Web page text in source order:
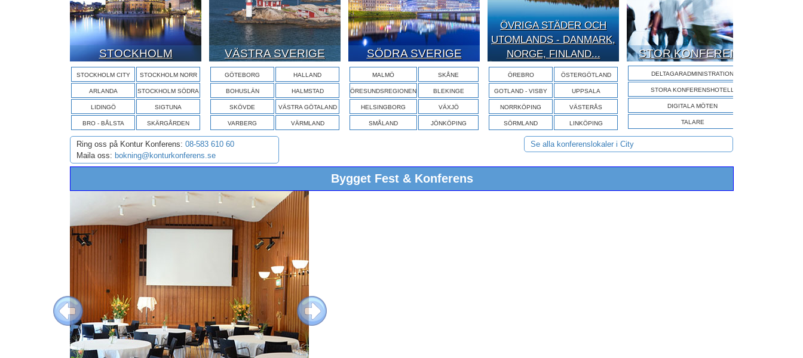
STOCKHOLM
STOCKHOLM CITY STOCKHOLM NORR
ARLANDA STOCKHOLM SÖDRA
LIDINGÖ SIGTUNA
BRO - BÅLSTA SKÄRGÅRDEN
VÄSTRA SVERIGE
GÖTEBORG HALLAND
BOHUSLÄN HALMSTAD
SKÖVDE VÄSTRA GÖTALAND
VARBERG VÄRMLAND
SÖDRA SVERIGE
MALMÖ SKÅNE
ÖRESUNDSREGIONEN BLEKINGE
HELSINGBORG VÄXJÖ
SMÅLAND JÖNKÖPING
ÖVRIGA STÄDER OCH
UTOMLANDS - DANMARK,
NORGE, FINLAND...
ÖREBRO ÖSTERGÖTLAND
GOTLAND - VISBY UPPSALA
NORRKÖPING VÄSTERÅS
SÖRMLAND LINKÖPING
STOR KONFERENS
DELTAGARADMINISTRATION
STORA KONFERENSHOTELL
DIGITALA MÖTEN
TALARE
Ring oss på Kontur Konferens: 08-583 610 60
Maila oss: bokning@konturkonferens.se
Se alla konferenslokaler i City
Bygget Fest & Konferens
Previous Next